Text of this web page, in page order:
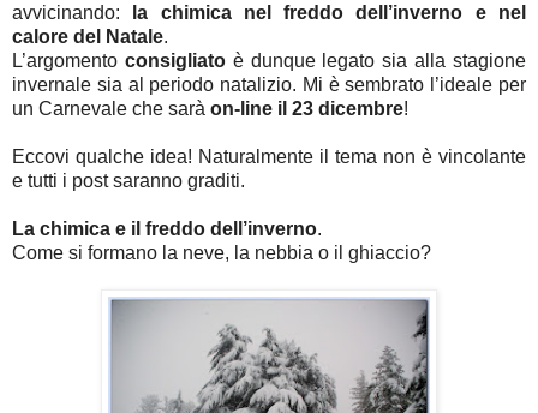
avvicinando:
la chimica nel freddo dell’inverno e nel
calore del Natale.
L’argomento consigliatoè dunque legato sia alla stagione
invernale sia al periodo natalizio. Mi è sembrato l’ideale per
un Carnevale che sarà on-line il 23 dicembre!
Eccovi qualche idea! Naturalmente il tema non è vincolante
e tutti i post saranno graditi.
La chimica e il freddo dell’inverno.
Come si formano la neve, la nebbia o il ghiaccio?